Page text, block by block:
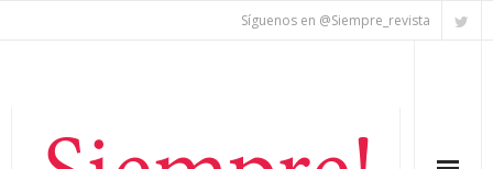
Síguenos en @Siempre_revista